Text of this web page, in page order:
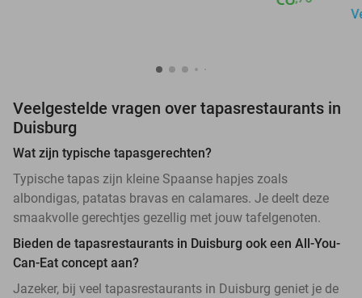
Veelgestelde vragen over tapasrestaurants in
Duisburg
Wat zijn typische tapasgerechten?
Typische tapas zijn kleine Spaanse hapjes zoals
albondigas, patatas bravas en calamares. Je deelt deze
smaakvolle gerechtjes gezellig met jouw tafelgenoten.
Bieden de tapasrestaurants in Duisburg ook een All-You-
Can-Eat concept aan?
Jazeker, bij veel tapasrestaurants in Duisburg geniet je de